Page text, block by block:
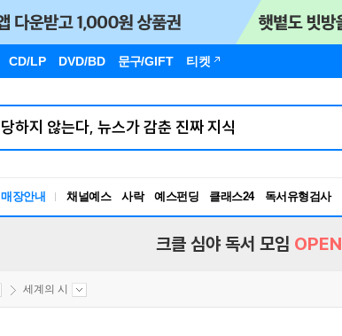
CD/LP DVD/BD 문구/GIFT 티켓
매장안내 채널예스 사락 예스펀딩 클래스24
독서유형검사
RBTI Lab
크클 심야 독서 모임 OPEN
세계의 시